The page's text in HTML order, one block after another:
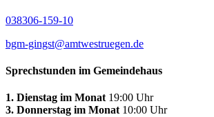
038306-159-10
bgm-gingst@amtwestruegen.de
Sprechstunden im Gemeindehaus
1. Dienstag im Monat 19:00 Uhr
3. Donnerstag im Monat 10:00 Uhr